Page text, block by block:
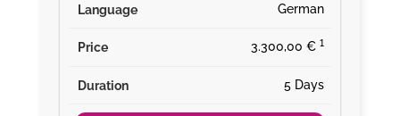
German
3.300,00 € ¹
5 Days